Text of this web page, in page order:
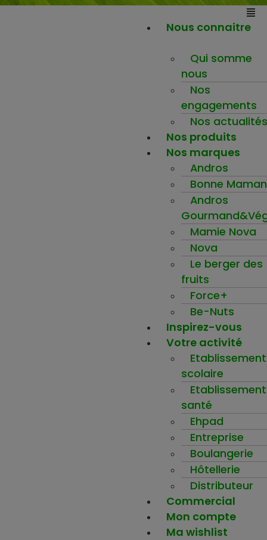
Nous connaitre
Qui somme
nous
Nos
engagements
Nos actualités
Nos produits
Nos marques
Andros
Bonne Maman
Andros
Mamie Nova
Nova
Le berger des
fruits
Force+
Be-Nuts
Inspirez-vous
Votre activité
Etablissement
scolaire
santé
Ehpad
Entreprise
Boulangerie
Hôtellerie
Distributeur
Commercial
Mon compte
Ma wishlist